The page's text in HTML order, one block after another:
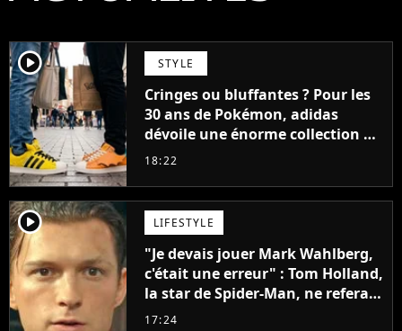
player2 STYLE
Cringes ou bluffantes ? Pour les
30 ans de Pokémon, adidas
dévoile une énorme collection de
sneakers et je ne sais pas quoi en
18:22
player2 LIFESTYLE
"Je devais jouer Mark Wahlberg,
c'était une erreur" : Tom Holland,
la star de Spider-Man, ne referait
pas ce blockbuster
17:24